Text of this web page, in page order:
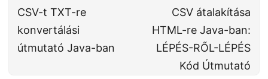
CSV-t TXT-re
konvertálási
útmutató Java-ban
CSV átalakítása
HTML-re Java-ban:
LÉPÉS-RŐL-LÉPÉS
Kód Útmutató